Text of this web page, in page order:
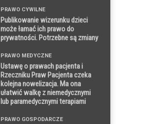
PRAWO CYWILNE
Publikowanie wizerunku dzieci
może łamać ich prawo do
prywatności. Potrzebne są zmiany
PRAWO MEDYCZNE
Ustawę o prawach pacjenta i
Rzeczniku Praw Pacjenta czeka
kolejna nowelizacja. Ma ona
ułatwić walkę z niemedycznymi
lub paramedycznymi terapiami
PRAWO GOSPODARCZE